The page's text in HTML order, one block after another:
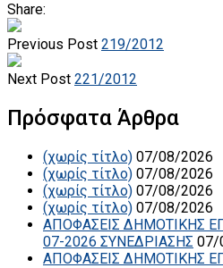
Share:
Previous Post 219/2012
Next Post 221/2012
Πρόσφατα Άρθρα
(χωρίς τίτλο) 07/08/2026
(χωρίς τίτλο) 07/08/2026
(χωρίς τίτλο) 07/08/2026
(χωρίς τίτλο) 07/08/2026
ΑΠΟΦΑΣΕΙΣ ΔΗΜΟΤΙΚΗΣ
07-2026 ΣΥΝΕΔΡΙΑΣΗΣ 07/
ΑΠΟΦΑΣΕΙΣ ΔΗΜΟΤΙΚΗΣ